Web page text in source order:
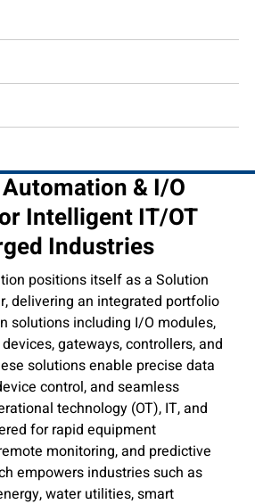
& I/O
Intelligent IT/OT
Industries
positions itself as a Solution
delivering an integrated portfolio
solutions including I/O modules,
gateways, controllers, and
solutions enable precise data
control, and seamless
technology (OT), IT, and
for rapid equipment
monitoring, and predictive
empowers industries such as
water utilities, smart